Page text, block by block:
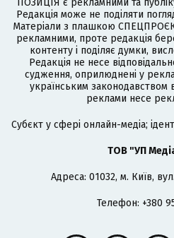
ПОЗИЦІЯ є рекламними та
Редакція може не поділяти
Матеріали з плашкою
рекламними, проте редакція
контенту і поділяє думки,
Редакція не несе
судження, оприлюднені у
українським законодавством
реклами несе
Cубєкт у сфері онлайн-медіа;
ТОВ "УП
Адреса: 01032, м. Київ,
Телефон: +380